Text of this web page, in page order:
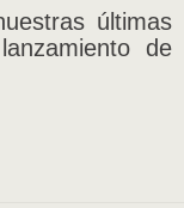
últimas
de